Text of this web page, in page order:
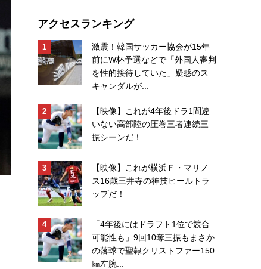
アクセスランキング
激震！韓国サッカー協会が15年
前にW杯予選などで「外国人審判
を性的接待していた」疑惑のス
キャンダルが...
【映像】これが4年後ドラ1間違
いない高部陸の圧巻三者連続三
振シーンだ！
【映像】これが横浜Ｆ・マリノ
ス16歳三井寺の神技ヒールトラ
ップだ！
「4年後にはドラフト1位で競合
可能性も」9回10奪三振もまさか
の落球で聖隷クリストファー150
㎞左腕...